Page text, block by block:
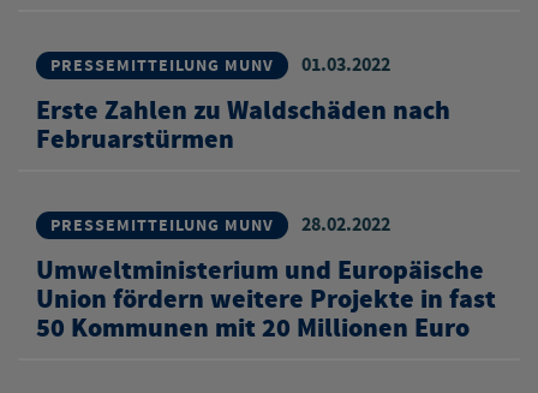
PRESSEMITTEILUNG MUNV 01.03.2022
Erste Zahlen zu Waldschäden nach
Februarstürmen
PRESSEMITTEILUNG MUNV 28.02.2022
Umweltministerium und Europäische
Union fördern weitere Projekte in fast
50 Kommunen mit 20 Millionen Euro